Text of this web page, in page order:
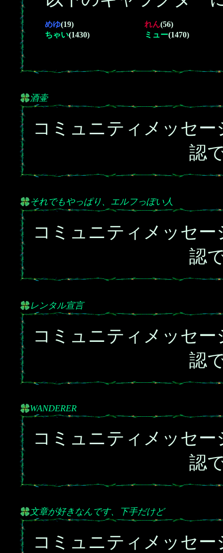
めゆ(19) れん(56)
ちゃい(1430) ミュー(1470)
酒壷
コミュニティメッセ
認
それでもやっぱり、エルフっぽい人
コミュニティメッセ
認
レンタル宣言
コミュニティメッセ
認
WANDERER
コミュニティメッセ
認
文章が好きなんです、下手だけど
コミュニティメッセ